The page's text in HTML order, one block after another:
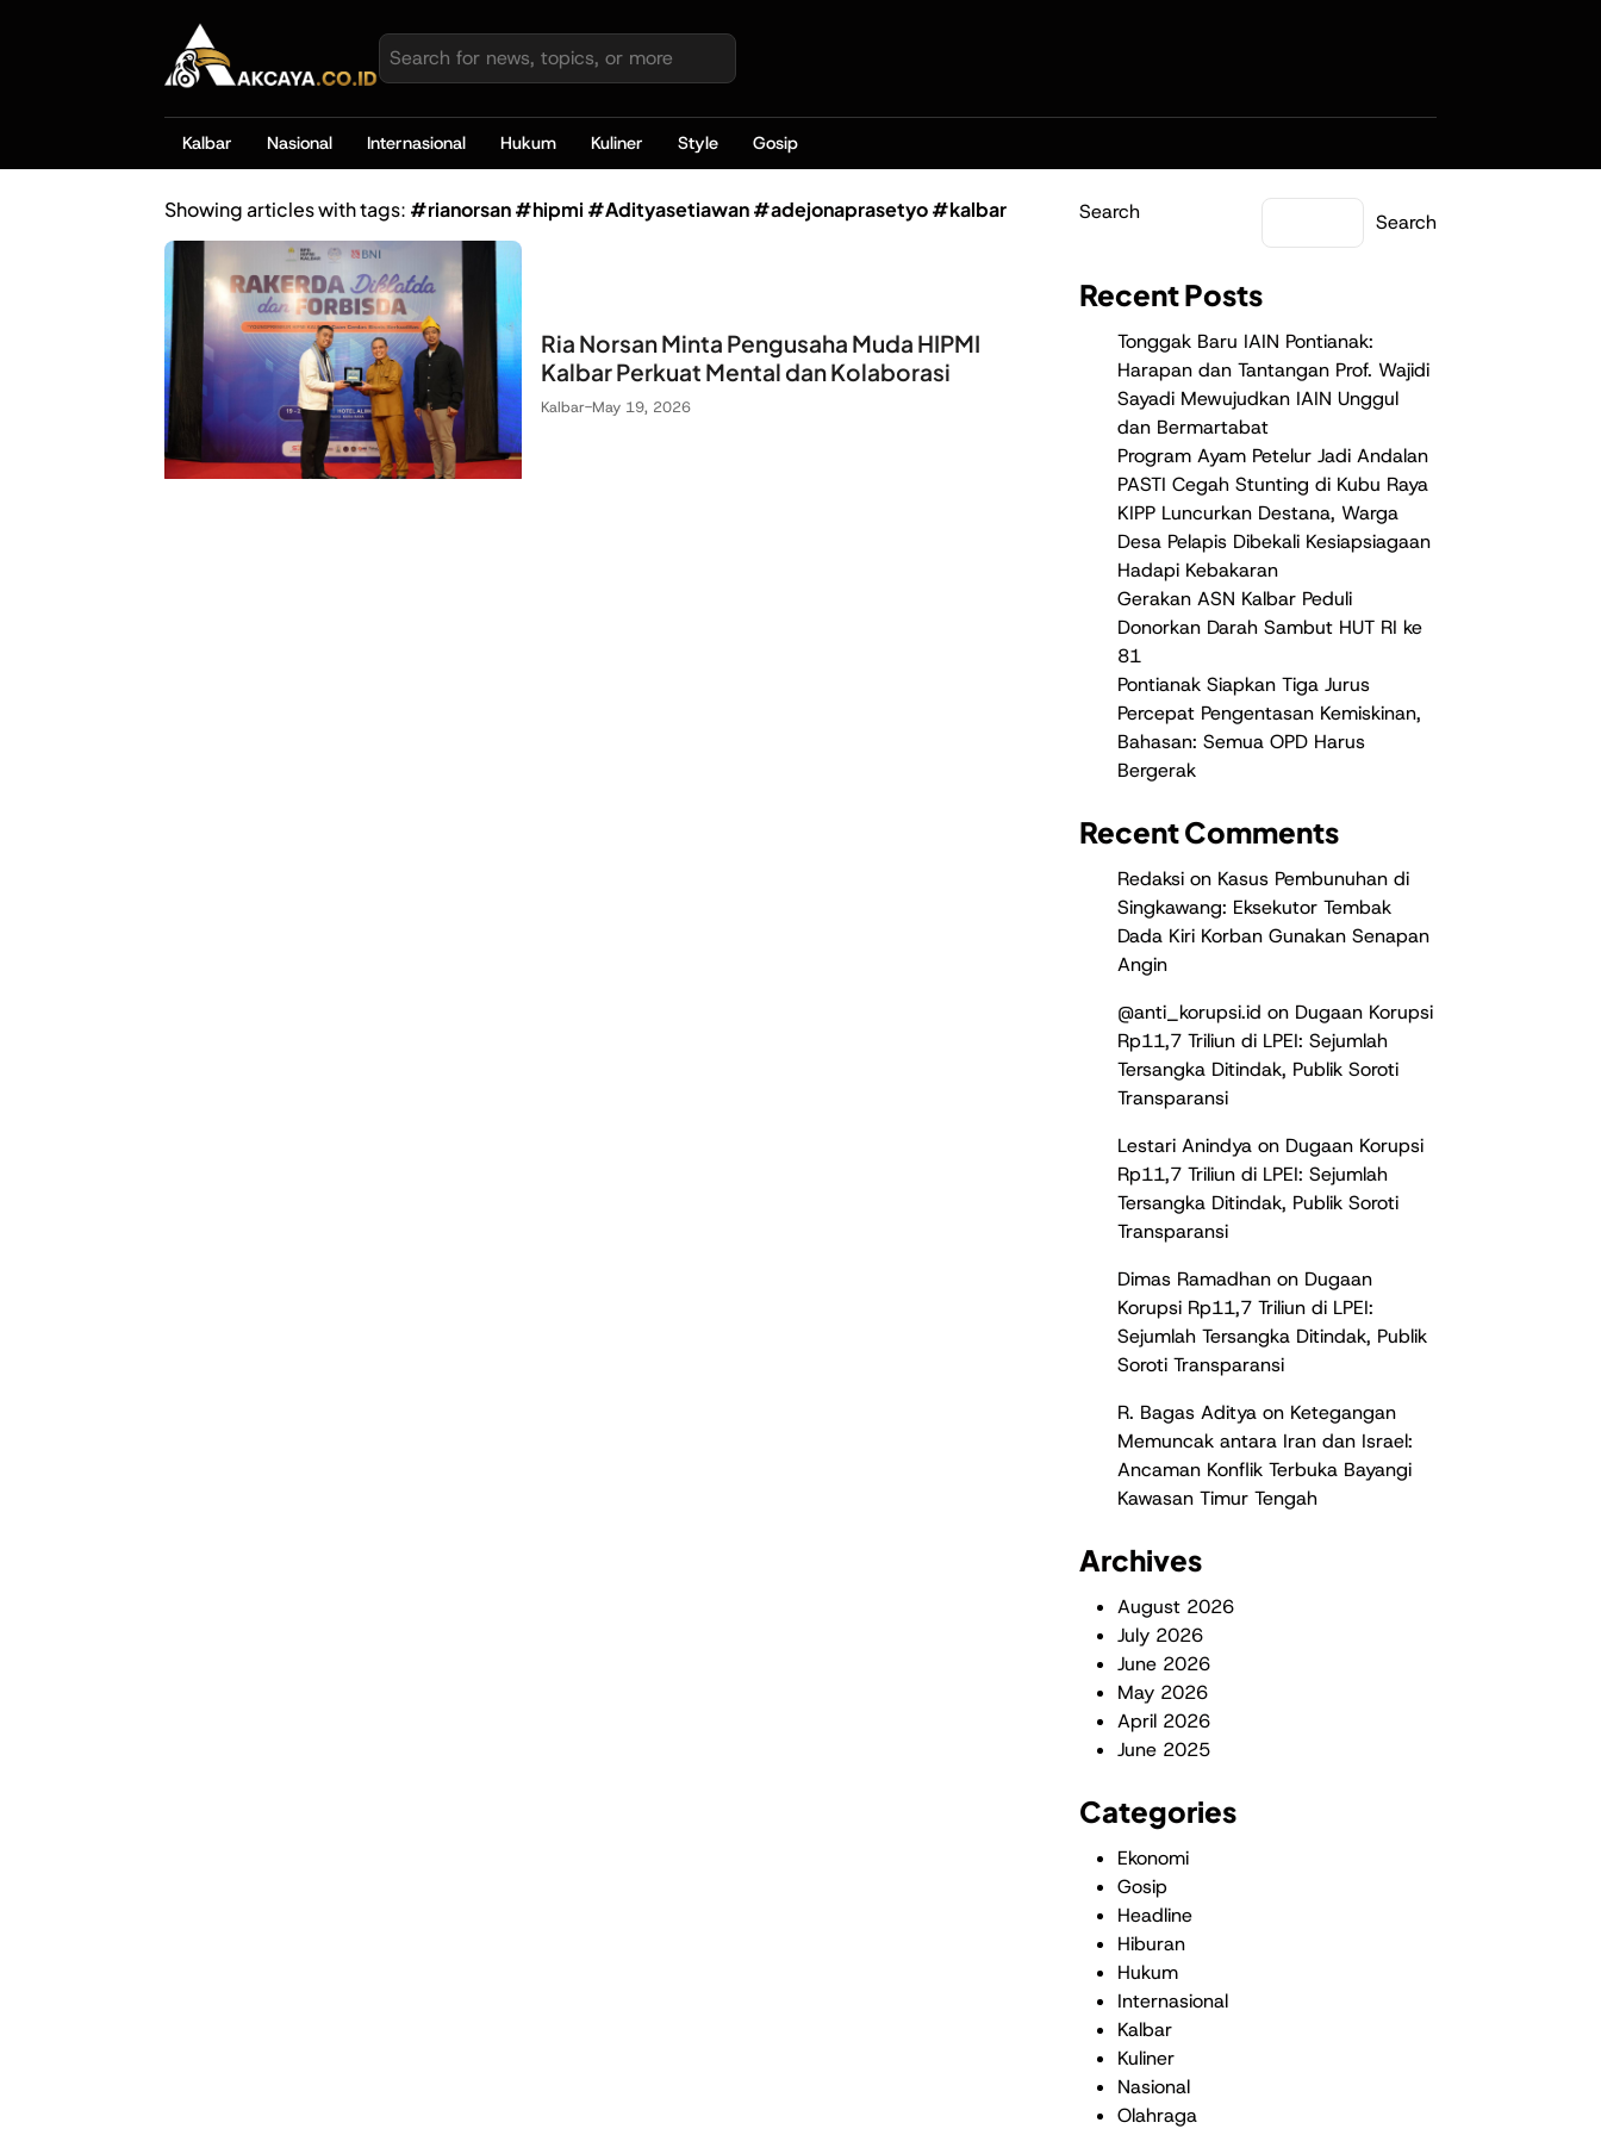
Kalbar Nasional Internasional Hukum Kuliner Style Gosip
Showing articles with tags: #rianorsan #hipmi #Adityasetiawan #adejonaprasetyo #kalbar
Ria Norsan Minta Pengusaha Muda HIPMI
Kalbar Perkuat Mental dan Kolaborasi
Kalbar-May 19, 2026
Search Search
Recent Posts
Tonggak Baru IAIN Pontianak:
Harapan dan Tantangan Prof. Wajidi
Sayadi Mewujudkan IAIN Unggul
dan Bermartabat
Program Ayam Petelur Jadi Andalan
PASTI Cegah Stunting di Kubu Raya
KIPP Luncurkan Destana, Warga
Desa Pelapis Dibekali Kesiapsiagaan
Hadapi Kebakaran
Gerakan ASN Kalbar Peduli
Donorkan Darah Sambut HUT RI ke
81
Pontianak Siapkan Tiga Jurus
Percepat Pengentasan Kemiskinan,
Bahasan: Semua OPD Harus
Bergerak
Recent Comments
Redaksi on Kasus Pembunuhan di
Singkawang: Eksekutor Tembak
Dada Kiri Korban Gunakan Senapan
Angin
@anti_korupsi.id on Dugaan Korupsi
Rp11,7 Triliun di LPEI: Sejumlah
Tersangka Ditindak, Publik Soroti
Transparansi
Lestari Anindya on Dugaan Korupsi
Rp11,7 Triliun di LPEI: Sejumlah
Tersangka Ditindak, Publik Soroti
Transparansi
Dimas Ramadhan on Dugaan
Korupsi Rp11,7 Triliun di LPEI:
Sejumlah Tersangka Ditindak, Publik
Soroti Transparansi
R. Bagas Aditya on Ketegangan
Memuncak antara Iran dan Israel:
Ancaman Konflik Terbuka Bayangi
Kawasan Timur Tengah
Archives
August 2026
July 2026
June 2026
May 2026
April 2026
June 2025
Categories
Ekonomi
Gosip
Headline
Hiburan
Hukum
Internasional
Kalbar
Kuliner
Nasional
Olahraga